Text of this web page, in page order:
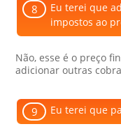
8
Eu terei que
impostos ao
Não, esse é o preço
adicionar outras
9 Eu terei que